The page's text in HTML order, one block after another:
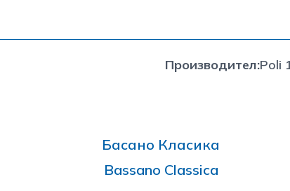
Производител:Poli
Басано Класика
Bassano Classica